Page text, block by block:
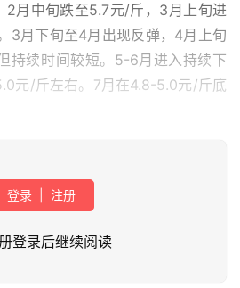
2月中旬跌至5.7元/斤，3月上旬进
3月下旬至4月出现反弹，4月上旬
持续时间较短。5-6月进入持续下
元/斤左右。7月在4.8-5.0元/斤底
登录 注册
登录后继续阅读